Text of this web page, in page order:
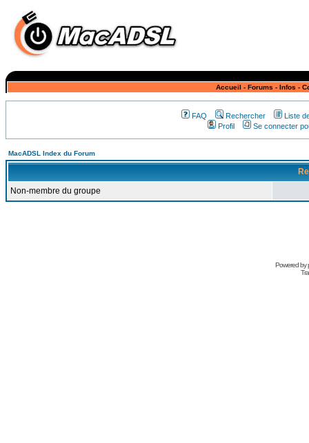
Accueil - Forums - Infos -
FAQ Rechercher
Liste
Profil
Se connecter
MacADSL Index du Forum
Non-membre du groupe
Powered by